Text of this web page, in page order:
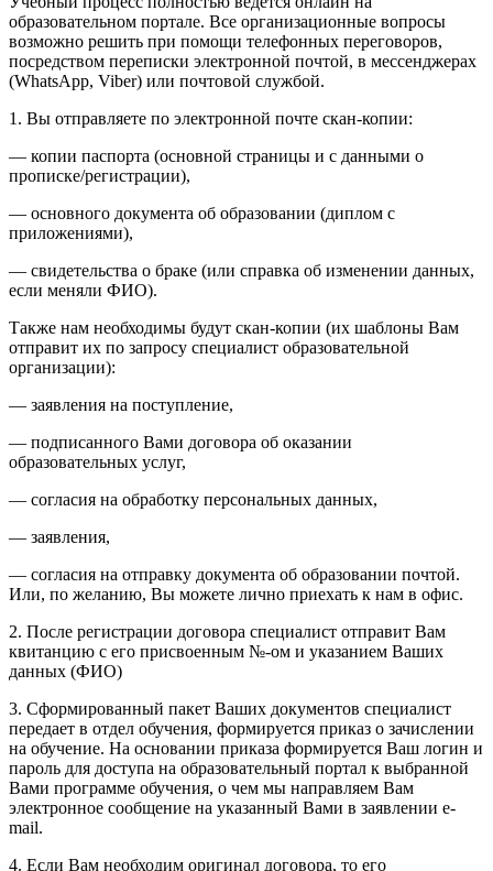
образовательном портале. Все организационные вопросы
возможно решить при помощи телефонных переговоров,
посредством переписки электронной почтой, в мессенджерах
(WhatsApp, Viber) или почтовой службой.
1. Вы отправляете по электронной почте скан-копии:
— копии паспорта (основной страницы и с данными о
прописке/регистрации),
— основного документа об образовании (диплом с
приложениями),
— свидетельства о браке (или справка об изменении данных,
если меняли ФИО).
Также нам необходимы будут скан-копии (их шаблоны Вам
отправит их по запросу специалист образовательной
организации):
— заявления на поступление,
— подписанного Вами договора об оказании
образовательных услуг,
— согласия на обработку персональных данных,
— заявления,
— согласия на отправку документа об образовании почтой.
Или, по желанию, Вы можете лично приехать к нам в офис.
2. После регистрации договора специалист отправит Вам
квитанцию с его присвоенным №-ом и указанием Ваших
данных (ФИО)
3. Сформированный пакет Ваших документов специалист
передает в отдел обучения, формируется приказ о зачислении
на обучение. На основании приказа формируется Ваш логин и
пароль для доступа на образовательный портал к выбранной
Вами программе обучения, о чем мы направляем Вам
электронное сообщение на указанный Вами в заявлении e-
mail.
4. Если Вам необходим оригинал договора, то его